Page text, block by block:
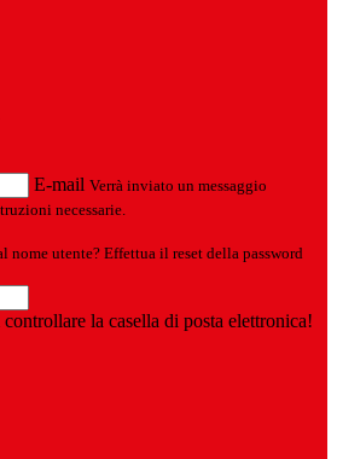
E-mail Verrà inviato un messaggio
necessarie.
nome utente? Effettua il reset della password
la casella di posta elettronica!